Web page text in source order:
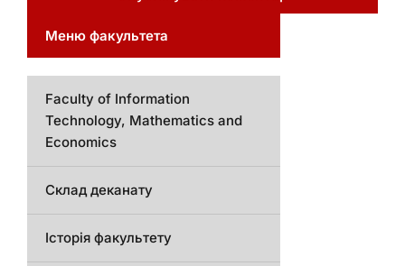
Меню факультета
Faculty of Information
Technology, Mathematics and
Economics
Склад деканату
Історія факультету